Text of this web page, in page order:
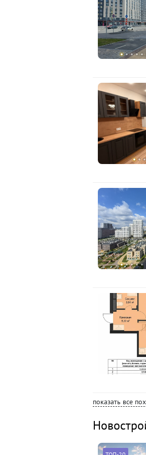
Показать
показать все